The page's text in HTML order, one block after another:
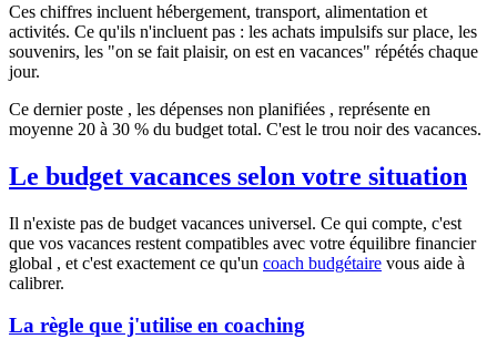
Ces chiffres incluent hébergement, transport, alimentation et
activités. Ce qu'ils n'incluent pas : les achats impulsifs sur place, les
souvenirs, les "on se fait plaisir, on est en vacances" répétés chaque
jour.
Ce dernier poste , les dépenses non planifiées , représente en
moyenne 20 à 30 % du budget total. C'est le trou noir des vacances.
Le budget vacances selon votre situation
Il n'existe pas de budget vacances universel. Ce qui compte, c'est
que vos vacances restent compatibles avec votre équilibre financier
global , et c'est exactement ce qu'un coach budgétaire vous aide à
calibrer.
La règle que j'utilise en coaching